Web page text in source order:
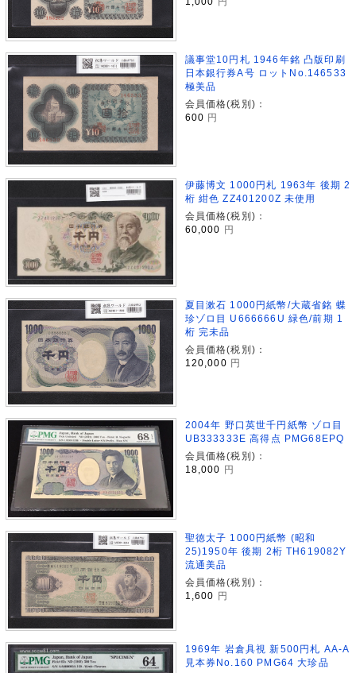
議事堂10円札 1946年銘 凸版印刷
日本銀行券A号 ロットNo.146533
極美品
会員価格(税別)：
600 円
伊藤博文 1000円札 1963年 後期 2
桁 紺色 ZZ401200Z 未使用
会員価格(税別)：
60,000 円
夏目漱石 1000円紙幣/大蔵省銘 蝶
珍ゾロ目 U666666U 緑色/前期 1
桁 完未品
会員価格(税別)：
120,000 円
2004年 野口英世千円紙幣 ゾロ目
UB333333E 高得点 PMG68EPQ
会員価格(税別)：
18,000
円
聖徳太子 1000円紙幣 (昭和
25)1950年 後期 2桁 TH619082Y
流通美品
会員価格(税別)：
1,600
円
1969年 岩倉具視 新500円札 AA-A
見本券No.160 PMG64 大珍品